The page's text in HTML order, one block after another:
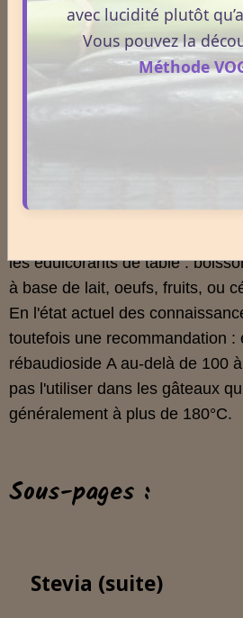
l'usage du rébaudioside A3. En
persistent sur les effets
stévia, le rebaudioside purifié ne
problème. Dans deux études où
reçu 1000 mg de rébaudioside
provisoirement pour 2 ans
les édulcorants de table :
à base de lait, oeufs, fruits, ou
En l'état actuel des
toutefois une recommandation :
rébaudioside A au-delà de 100
pas l'utiliser dans les gâteaux
généralement à plus de 180°C.
Sous-pages :
Stevia (suite)
avec lucidité plutôt
Vous pouvez la
Méthode